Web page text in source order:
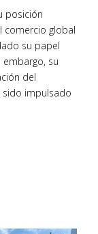
posición
comercio global
su papel
su
del
impulsado